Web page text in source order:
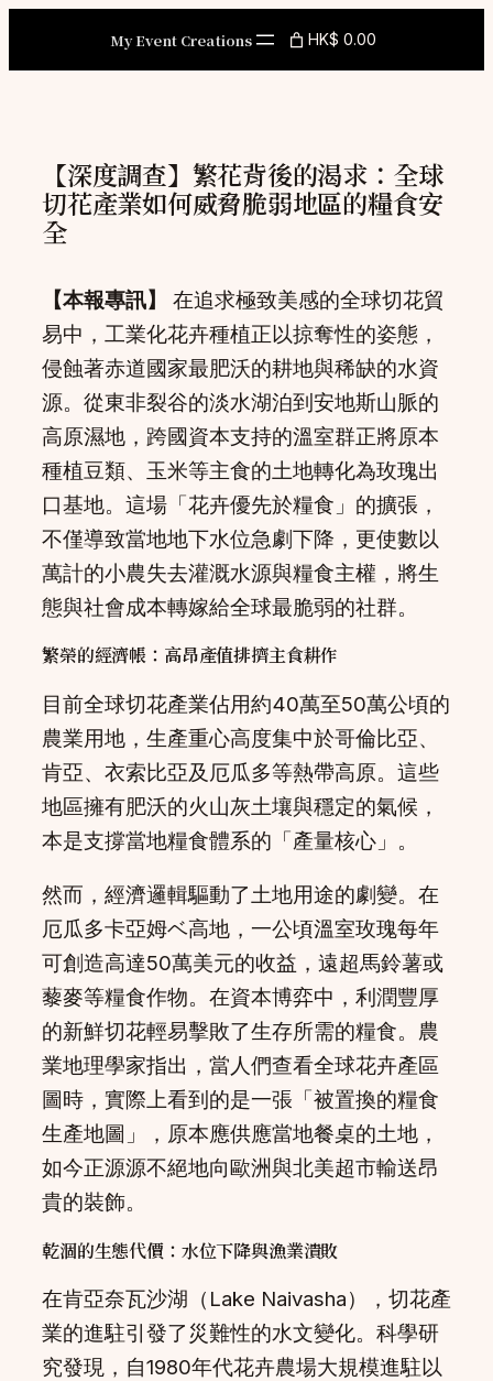
content
My Event Creations HK$ 0.00
【深度調查】繁花背後的渴求：全球
切花產業如何威脅脆弱地區的糧食安
全
【本報專訊】
在追求極致美感的全球切花貿
易中，工業化花卉種植正以掠奪性的姿態，
侵蝕著赤道國家最肥沃的耕地與稀缺的水資
源。從東非裂谷的淡水湖泊到安地斯山脈的
高原濕地，跨國資本支持的溫室群正將原本
種植豆類、玉米等主食的土地轉化為玫瑰出
口基地。這場「花卉優先於糧食」的擴張，
不僅導致當地地下水位急劇下降，更使數以
萬計的小農失去灌溉水源與糧食主權，將生
態與社會成本轉嫁給全球最脆弱的社群。
繁榮的經濟帳：高昂產值排擠主食耕作
目前全球切花產業佔用約40萬至50萬公頃的
農業用地，生產重心高度集中於哥倫比亞、
肯亞、衣索比亞及厄瓜多等熱帶高原。這些
地區擁有肥沃的火山灰土壤與穩定的氣候，
本是支撐當地糧食體系的「產量核心」。
然而，經濟邏輯驅動了土地用途的劇變。在
厄瓜多卡亞姆ベ高地，一公頃溫室玫瑰每年
可創造高達50萬美元的收益，遠超馬鈴薯或
藜麥等糧食作物。在資本博弈中，利潤豐厚
的新鮮切花輕易擊敗了生存所需的糧食。農
業地理學家指出，當人們查看全球花卉產區
圖時，實際上看到的是一張「被置換的糧食
生產地圖」，原本應供應當地餐桌的土地，
如今正源源不絕地向歐洲與北美超市輸送昂
貴的裝飾。
乾涸的生態代價：水位下降與漁業潰敗
在肯亞奈瓦沙湖（Lake Naivasha），切花產
業的進駐引發了災難性的水文變化。科學研
究發現，自1980年代花卉農場大規模進駐以